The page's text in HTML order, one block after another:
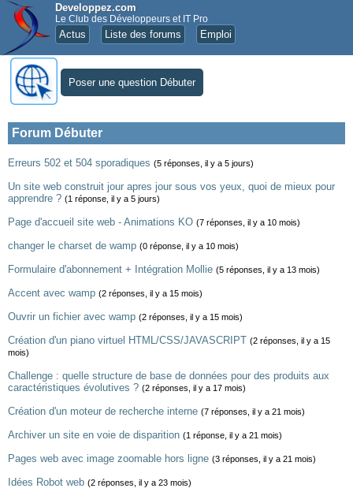
Developpez.com
Le Club des Développeurs et IT Pro
Actus Liste des forums Emploi
Poser une question Débuter
Forum Débuter
Erreurs 502 et 504 sporadiques (5 réponses, il y a 5 jours)
Un site web construit jour apres jour sous vos yeux, quoi de mieux pour
apprendre ? (1 réponse, il y a 5 jours)
Page d'accueil site web - Animations KO (7 réponses, il y a 10 mois)
changer le charset de wamp (0 réponse, il y a 10 mois)
Formulaire d'abonnement + Intégration Mollie (5 réponses, il y a 13 mois)
Accent avec wamp (2 réponses, il y a 15 mois)
Ouvrir un fichier avec wamp (2 réponses, il y a 15 mois)
Création d'un piano virtuel HTML/CSS/JAVASCRIPT (2 réponses, il y a 15
mois)
Challenge : quelle structure de base de données pour des produits aux
caractéristiques évolutives ? (2 réponses, il y a 17 mois)
Création d'un moteur de recherche interne (7 réponses, il y a 21 mois)
Archiver un site en voie de disparition (1 réponse, il y a 21 mois)
Pages web avec image zoomable hors ligne (3 réponses, il y a 21 mois)
Idées Robot web (2 réponses, il y a 23 mois)